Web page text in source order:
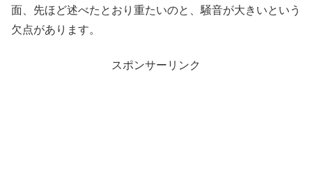
面、先ほど述べたとおり重たいのと、騒音が大きいという
欠点があります。
スポンサーリンク